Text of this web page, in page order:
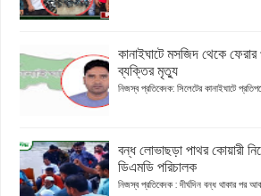
কানাইঘাটে মসজিদ থেকে
ব্যক্তির মৃত্যু
নিজস্ব প্রতিবেদক: সিলেটের কানাইঘাটে
বন্ধ লোভাছড়া পাথর কোয়ারী
ডিএমডি পরিচালক
নিজস্ব প্রতিবেদক : দীর্ঘদিন বন্ধ থাকার পর